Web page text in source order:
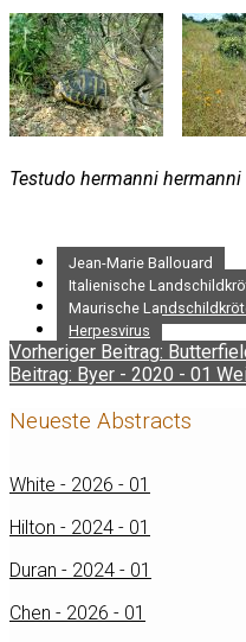
Testudo hermanni hermanni
Jean-Marie Ballouard
Italienische
Maurische
Herpesvirus
Vorheriger Beitrag:
Beitrag: Byer - 2020 - 01
Neueste Abstracts
White - 2026 - 01
Hilton - 2024 - 01
Duran - 2024 - 01
Chen - 2026 - 01